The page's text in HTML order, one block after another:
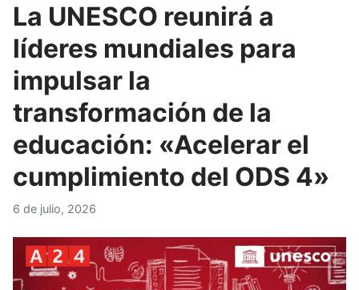
La UNESCO reunirá a
líderes mundiales para
impulsar la
transformación de la
educación: «Acelerar el
cumplimiento del ODS 4»
6 de julio, 2026